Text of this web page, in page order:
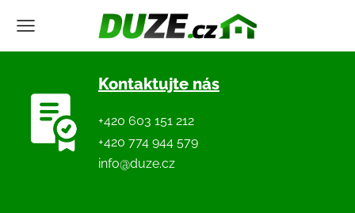
Kontaktujte nás
+420 603 151 212
+420 774 944 579
info@duze.cz